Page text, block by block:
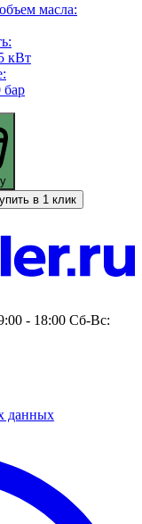
масла:
кВт
бар
в 1 клик
- 18:00 Сб-Вс:
данных